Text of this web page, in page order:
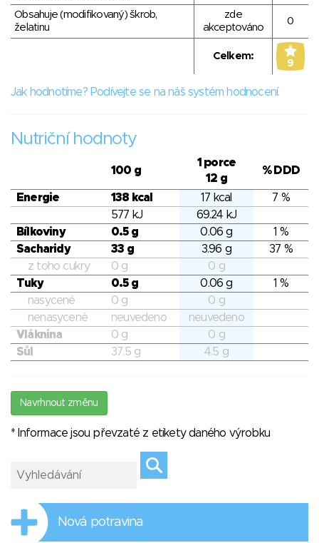
Obsahuje (modifikovaný) škrob,
želatinu
zde
akceptováno
0
Celkem:
9
Jak hodnotíme? Podívejte se na náš systém hodnocení.
Nutriční hodnoty
100 g
1 porce
12 g
% DDD
Energie 138 kcal 17 kcal
7 %
577 kJ
69.24 kJ
Bílkoviny
0.5 g 0.06 g
1 %
Sacharidy
33 g 3.96 g
37 %
z toho cukry
0 g
0 g
Tuky
0.5 g 0.06 g
1 %
nasycené
0 g
0 g
nenasycené
neuvedeno
neuvedeno
Vláknina
0 g
0 g
Sůl
37.5 g 4.5 g
Navrhnout změnu
* Informace jsou převzaté z etikety daného výrobku
Nová potravina